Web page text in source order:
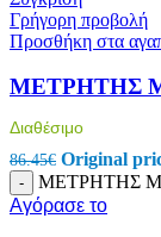
Γρήγορη προβολή
Προσθήκη στα
ΜΕΤΡΗΤΗΣ
Διαθέσιμο
86.45€ Original
- ΜΕΤΡΗΤΗΣ
Αγόρασε το